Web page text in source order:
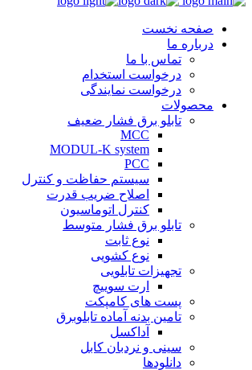
صفحه نخست
درباره ما
تماس با ما
درخواست استخدام
درخواست نمایندگی
محصولات
تابلو برق فشار ضعیف
MCC
MODUL-K system
PCC
سیستم حفاظت و کنترل
اصلاح ضریب قدرت
کنترل اتوماسیون
تابلو برق فشار متوسط
نوع ثابت
نوع کشویی
تجهیزات تابلویی
ارت سوییچ
پست های کامپکت
تامین بدنه آماده تابلوبرق
آداکسل
سینی و نردبان کابل
دانلودها